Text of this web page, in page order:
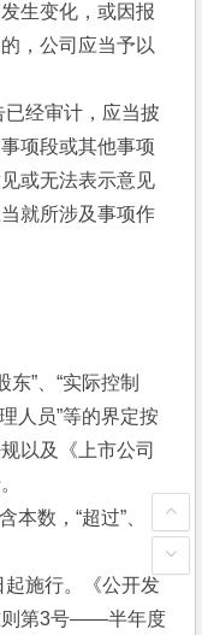
生变化，或因报
，公司应当予以
经审计，应当披
项段或其他事项
或无法表示意见
就所涉及事项作
”、“实际控制
人员”等的界定按
以及《上市公司
数，“超过”、
施行。《公开发
则第3号——半年度